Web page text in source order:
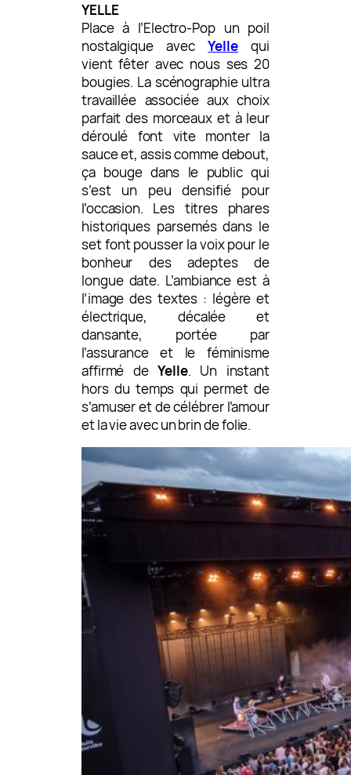
YELLE
Place à l’Electro-Pop un poil
nostalgique avecYelle
qui
vient fêter avec nous ses 20
bougies. La scénographie ultra
travaillée associée aux choix
parfait des morceaux et à leur
déroulé font vite monter la
sauce et, assis comme debout,
ça bouge dans le public qui
s’est un peu densifié pour
l’occasion. Les titres phares
historiques parsemés dans le
set font pousser la voix pour le
bonheur des adeptes de
longue date. L’ambiance est à
l’image des textes : légère et
électrique, décalée et
dansante, portée par
l’assurance et le féminisme
affirmé deYelle. Un instant
hors du temps qui permet de
s’amuser et de célébrer l’amour
et la vie avec un brin de folie.